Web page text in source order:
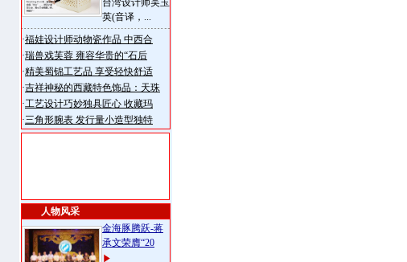
台湾设计师吴玉
英(音译，...
·福娃设计师动物瓷作品 中西合
·瑞兽戏芙蓉 雍容华贵的“石后
·精美蜀锦工艺品 享受轻快舒适
·吉祥神秘的西藏特色饰品：天珠
·工艺设计巧妙独具匠心 收藏玛
·三角形腕表 发行量小造型独特
人物风采
金海豚腾跃-蒋
承文荣膺“20